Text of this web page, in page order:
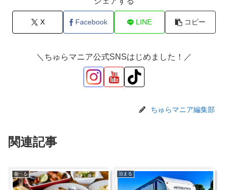
X Facebook LINE コピー
＼ちゅらマニア公式SNSはじめました！／
ちゅらマニア編集部
関連記事
食べる 泊まる